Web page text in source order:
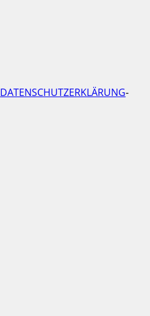
DATENSCHUTZERKLÄRUNG-